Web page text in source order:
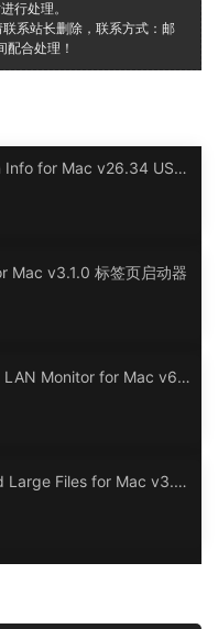
行处理。
系站长删除，联系方式：邮
合处理！
Info for Mac v26.34 USB
Mac v3.1.0 标签页启动器
LAN Monitor for Mac v6.
Large Files for Mac v3.1